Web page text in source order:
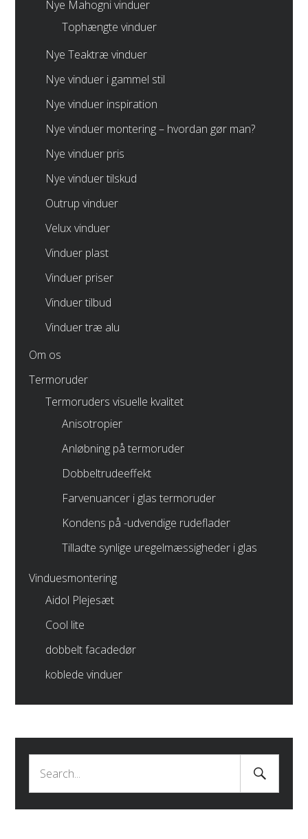
Nye Mahogni vinduer
Tophængte vinduer
Nye Teaktræ vinduer
Nye vinduer i gammel stil
Nye vinduer inspiration
Nye vinduer montering – hvordan gør man?
Nye vinduer pris
Nye vinduer tilskud
Outrup vinduer
Velux vinduer
Vinduer plast
Vinduer priser
Vinduer tilbud
Vinduer træ alu
Om os
Termoruder
Termoruders visuelle kvalitet
Anisotropier
Anløbning på termoruder
Dobbeltrudeeffekt
Farvenuancer i glas termoruder
Kondens på -udvendige rudeflader
Tilladte synlige uregelmæssigheder i glas
Vinduesmontering
Aidol Plejesæt
Cool lite
dobbelt facadedør
koblede vinduer
Search
for:
Search
Submit